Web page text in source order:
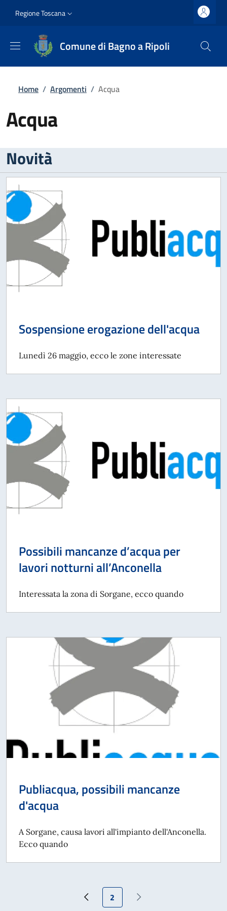
Slim top
Regione Toscana
Comune di Bagno a Ripoli
Briciole di pane
Home / Argomenti / Acqua
Acqua
Novità
Sospensione erogazione dell'acqua
Lunedì 26 maggio, ecco le zone interessate
Possibili mancanze d’acqua per
lavori notturni all’Anconella
Interessata la zona di Sorgane, ecco quando
Publiacqua, possibili mancanze
d'acqua
A Sorgane, causa lavori all'impianto dell'Anconella.
Ecco quando
Pagina precedente
Pagina attuale
2 Pagina successiva